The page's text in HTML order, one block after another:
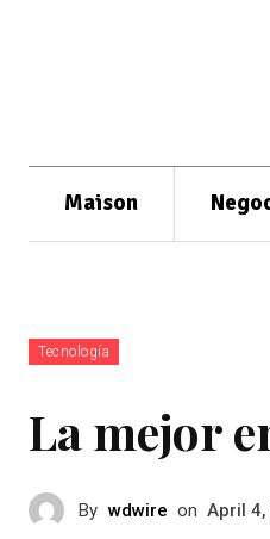
Maison
Tecnología
La mejor
By wdwire on April 4,